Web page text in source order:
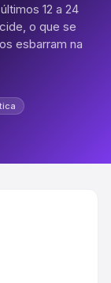
12 a 24
o que se
esbarram na